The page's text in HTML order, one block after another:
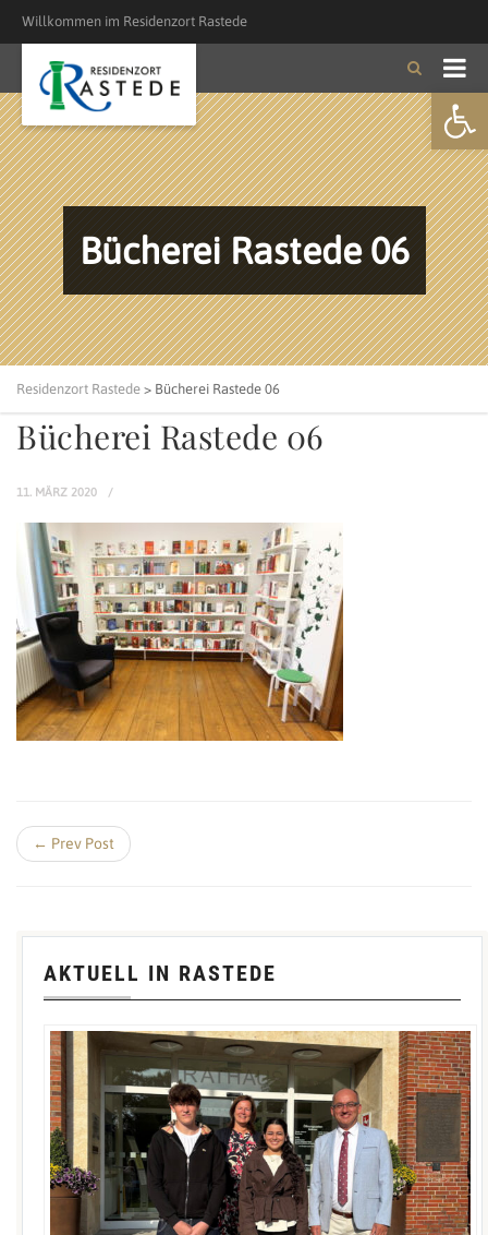
Willkommen im Residenzort Rastede
Bücherei Rastede 06
Residenzort Rastede > Bücherei Rastede 06
Bücherei Rastede 06
11. MÄRZ 2020
← Prev Post
AKTUELL IN RASTEDE